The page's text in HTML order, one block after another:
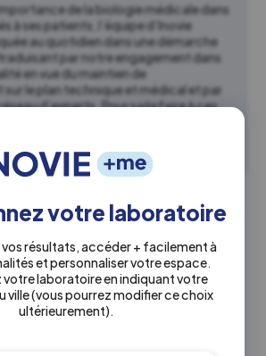
votre laboratoire
résultats, accéder + facilement à
et personnaliser votre espace.
laboratoire en indiquant votre
ville(vous pourrez modifier ce choix
ultérieurement).
de la biologie médicale dans
à ses patients, l’équipe d’Inovie
au quotidien dans une démarche
par notre engagement dans
en vue du maintien de
sur le plan technique et médical et par
d’experts. Pour satisfaire à ces
avancées scientifiques.
siège social
Henri 4